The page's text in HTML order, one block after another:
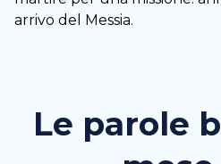
arrivo del Messia.
Le parole